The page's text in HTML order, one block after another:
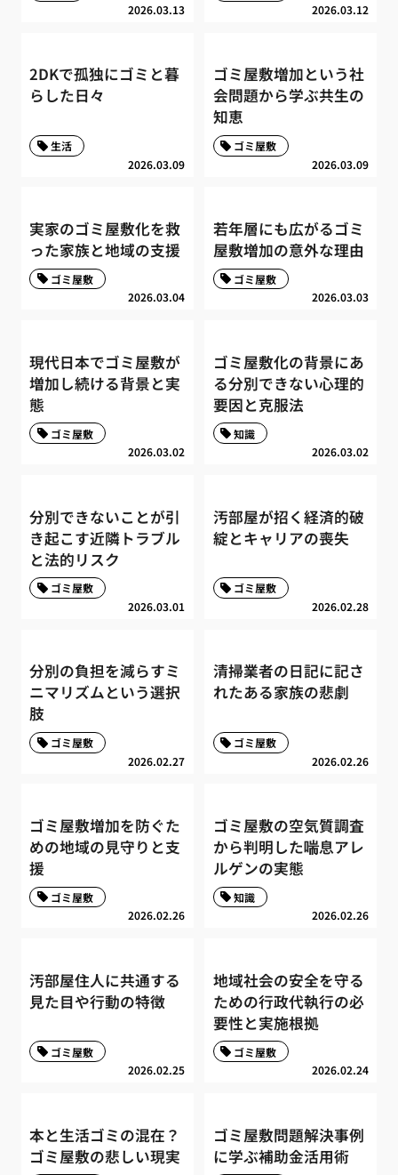
2026.03.13 2026.03.12
2DKで孤独にゴミと暮
らした日々
2026.03.09
生活
ゴミ屋敷増加という社
会問題から学ぶ共生の
知恵
2026.03.09
ゴミ屋敷
実家のゴミ屋敷化を救
った家族と地域の支援
2026.03.04
ゴミ屋敷
若年層にも広がるゴミ
屋敷増加の意外な理由
2026.03.03
ゴミ屋敷
現代日本でゴミ屋敷が
増加し続ける背景と実
態
2026.03.02
ゴミ屋敷
ゴミ屋敷化の背景にあ
る分別できない心理的
要因と克服法
2026.03.02
知識
分別できないことが引
き起こす近隣トラブル
と法的リスク
2026.03.01
ゴミ屋敷
汚部屋が招く経済的破
綻とキャリアの喪失
2026.02.28
ゴミ屋敷
分別の負担を減らすミ
ニマリズムという選択
肢
2026.02.27
ゴミ屋敷
清掃業者の日記に記さ
れたある家族の悲劇
2026.02.26
ゴミ屋敷
ゴミ屋敷増加を防ぐた
めの地域の見守りと支
援
2026.02.26
ゴミ屋敷
ゴミ屋敷の空気質調査
から判明した喘息アレ
ルゲンの実態
2026.02.26
知識
汚部屋住人に共通する
見た目や行動の特徴
2026.02.25
ゴミ屋敷
地域社会の安全を守る
ための行政代執行の必
要性と実施根拠
2026.02.24
ゴミ屋敷
本と生活ゴミの混在？
ゴミ屋敷の悲しい現実
ゴミ屋敷問題解決事例
に学ぶ補助金活用術